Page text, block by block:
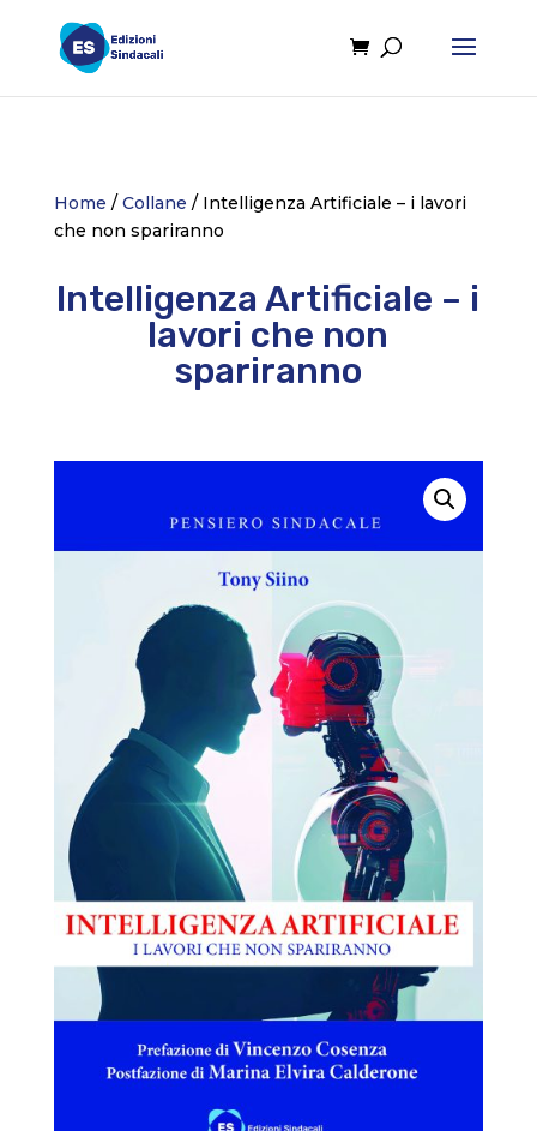
Home / Collane / Intelligenza Artificiale – i lavori
che non spariranno
Intelligenza Artificiale – i
lavori che non
spariranno